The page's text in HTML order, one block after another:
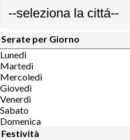
Serate per Giorno
Lunedì
Martedì
Mercoledì
Giovedì
Venerdì
Sabato
Domenica
Festività